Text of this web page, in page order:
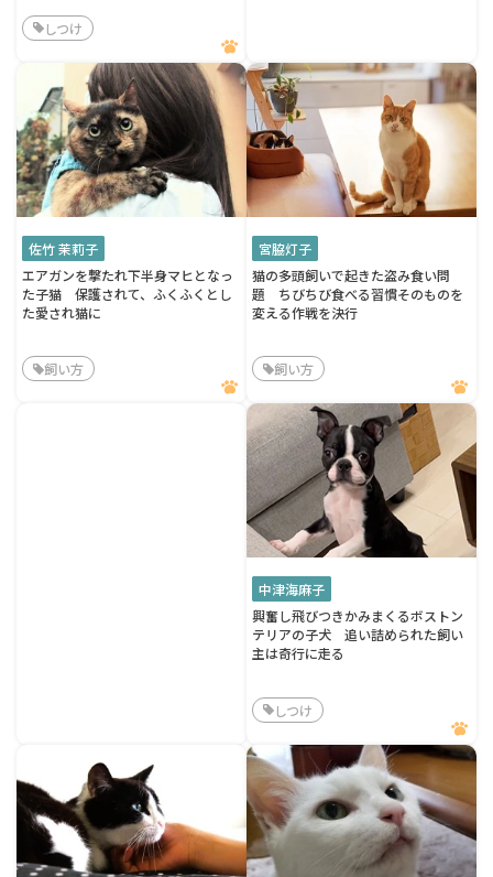
しつけ
佐竹 茉莉子
エアガンを撃たれ下半身マヒとなっ
た子猫 保護されて、ふくふくとし
た愛され猫に
飼い方
宮脇灯子
猫の多頭飼いで起きた盗み食い問
題 ちびちび食べる習慣そのものを
変える作戦を決行
飼い方
中津海麻子
興奮し飛びつきかみまくるボストン
テリアの子犬 追い詰められた飼い
主は奇行に走る
しつけ